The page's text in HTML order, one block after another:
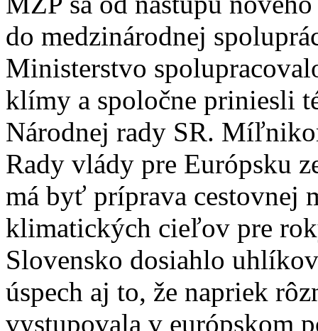
do medzinárodnej
Ministerstvo
klímy a spoločne priniesli
Národnej rady SR.
Rady vlády pre Európsku
má byť príprava cestovnej
klimatických cieľov pre
Slovensko dosiahlo
úspech aj to, že napriek
vystupovala v európskom